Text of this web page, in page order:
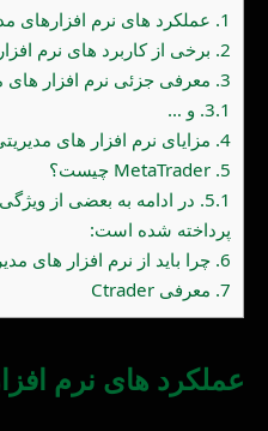
1. عملکرد های نرم افزارهای
2. برخی از کاربرد های نرم
3. معرفی جزئی نرم افزار های
3.1. و …
4. مزایای نرم افزار های
5.
5.1. در ادامه به بعضی از
پرداخته شده است:
6. چرا باید از نرم افزار های
7. معرفی Ctrader
عملکرد های نرم